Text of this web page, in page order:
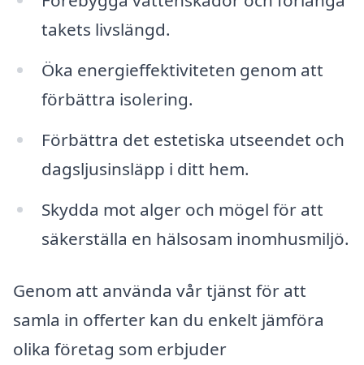
takets livslängd.
Öka energieffektiviteten genom att
förbättra isolering.
Förbättra det estetiska utseendet och
dagsljusinsläpp i ditt hem.
Skydda mot alger och mögel för att
säkerställa en hälsosam inomhusmiljö.
Genom att använda vår tjänst för att
samla in offerter kan du enkelt jämföra
olika företag som erbjuder